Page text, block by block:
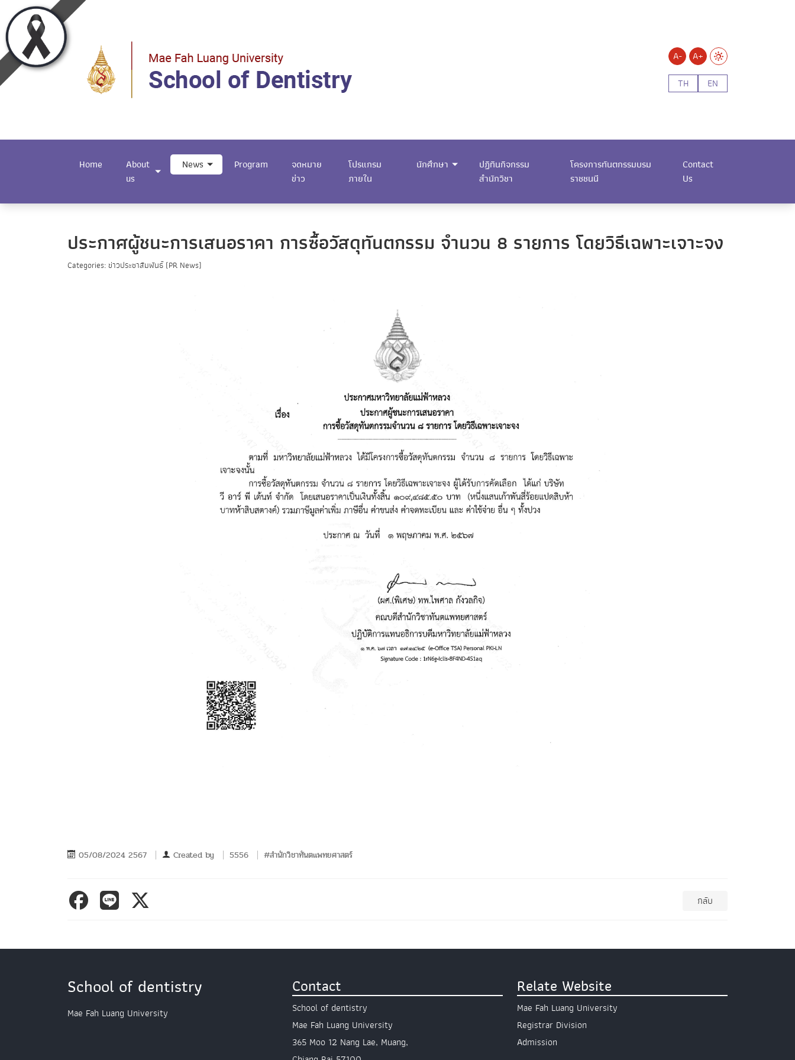
A-
A+
TH
EN
Home
About
us
News Program
จดหมาย
ข่าว
โปรแกรม
ภายใน
นักศึกษา
ปฏิทินกิจกรรม
สำนักวิชา
โครงการทันตกรรมบรม
ราชชนนี
Contact
Us
ประกาศผู้ชนะการเสนอราคา การซื้อวัสดุทันตกรรม จำนวน 8 รายการ โดยวิธีเฉพาะเจาะจง
Categories: ข่าวประชาสัมพันธ์ (PR News)
05/08/2024 2567 Created by 5556 #สำนักวิชาทันตแพทยศาสตร์
กลับ
School of dentistry
Mae Fah Luang University
Contact
School of dentistry
Mae Fah Luang University
365 Moo 12 Nang Lae, Muang,
Relate Website
Mae Fah Luang University
Registrar Division
Admission